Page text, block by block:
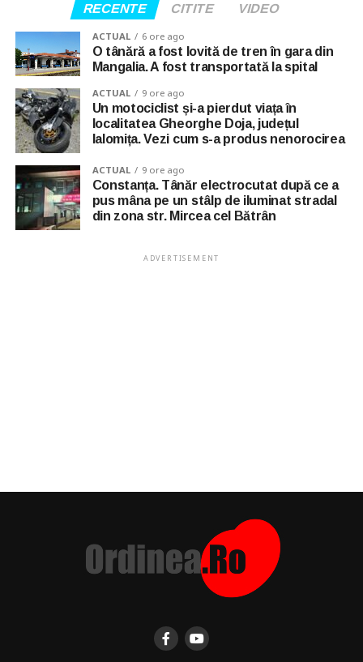
RECENTE CITITE VIDEO
ACTUAL 6 ore ago
O tânără a fost lovită de tren în gara din
Mangalia. A fost transportată la spital
ACTUAL 9 ore ago
Un motociclist și-a pierdut viața în
localitatea Gheorghe Doja, județul
Ialomița. Vezi cum s-a produs nenorocirea
ACTUAL 9 ore ago
Constanța. Tânăr electrocutat după ce a
pus mâna pe un stâlp de iluminat stradal
din zona str. Mircea cel Bătrân
ADVERTISEMENT